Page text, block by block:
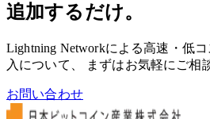
追加するだけ。
Lightning Networkによる高速・低
入について、 まずはお気軽にご相
お問い合わせ